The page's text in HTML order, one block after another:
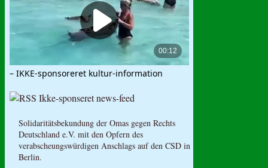
– IKKE-sponsoreret kultur-information
Ikke-sponseret news-feed
Solidaritätsbekundung der Omas gegen Rechts
Deutschland e.V. mit den Opfern des
verabscheungswürdigen Anschlags auf den CSD in
Berlin.